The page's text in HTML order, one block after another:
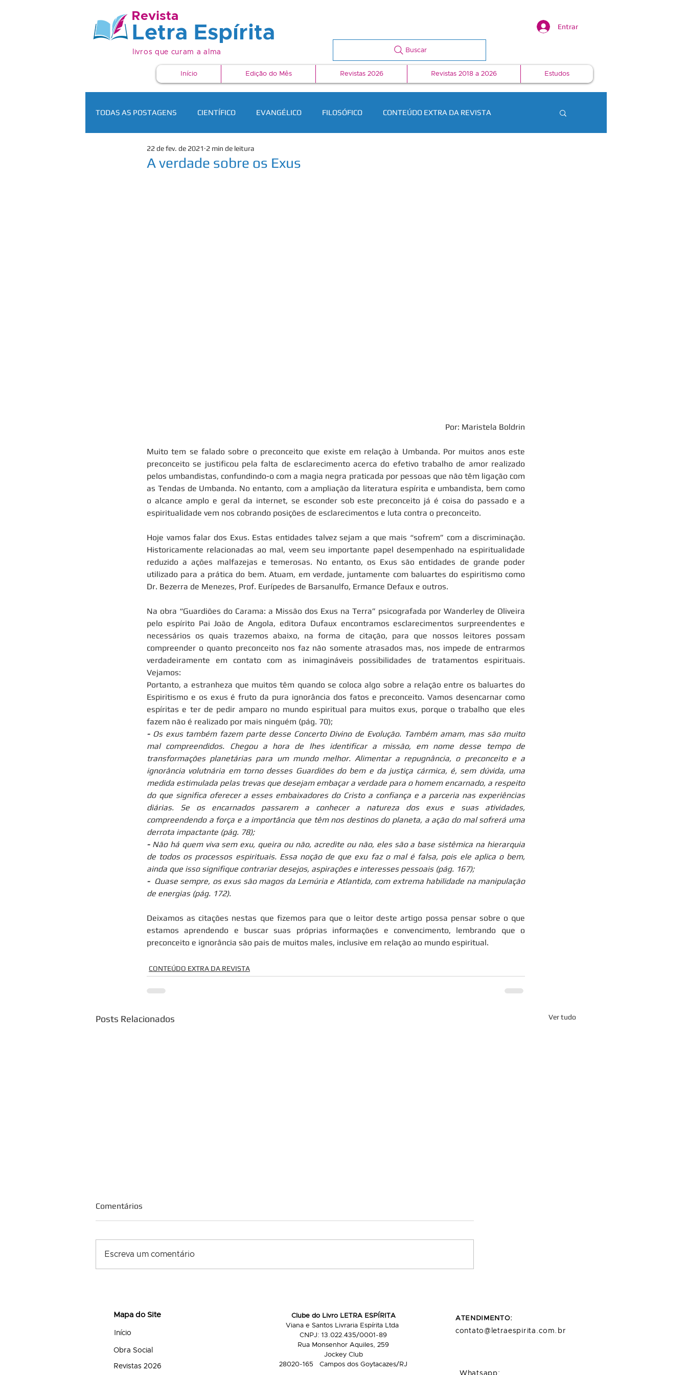
Revista
Letra Espírita
livros que curam a alma
Entrar
Buscar
Início Edição do Mês Revistas 2026 Revistas 2018 a 2026 Estudos
TODAS AS POSTAGENS CIENTÍFICO EVANGÉLICO FILOSÓFICO CONTEÚDO EXTRA DA REVISTA
A verdade sobre os Exus
22 de fev. de 2021 2 min de leitura
Por: Maristela Boldrin
Muito tem se falado sobre o preconceito que existe em relação à Umbanda. Por muitos anos este
preconceito se justificou pela falta de esclarecimento acerca do efetivo trabalho de amor realizado
pelos umbandistas, confundindo-o com a magia negra praticada por pessoas que não têm ligação com
as Tendas de Umbanda. No entanto, com a ampliação da literatura espírita e umbandista, bem como
o alcance amplo e geral da internet, se esconder sob este preconceito já é coisa do passado e a
espiritualidade vem nos cobrando posições de esclarecimentos e luta contra o preconceito.
Hoje vamos falar dos Exus. Estas entidades talvez sejam a que mais “sofrem” com a discriminação.
Historicamente relacionadas ao mal, veem seu importante papel desempenhado na espiritualidade
reduzido a ações malfazejas e temerosas. No entanto, os Exus são entidades de grande poder
utilizado para a prática do bem. Atuam, em verdade, juntamente com baluartes do espiritismo como
Dr. Bezerra de Menezes, Prof. Eurípedes de Barsanulfo, Ermance Defaux e outros.
Na obra “Guardiões do Carama: a Missão dos Exus na Terra” psicografada por Wanderley de Oliveira
pelo espírito Pai João de Angola, editora Dufaux encontramos esclarecimentos surpreendentes e
necessários os quais trazemos abaixo, na forma de citação, para que nossos leitores possam
compreender o quanto preconceito nos faz não somente atrasados mas, nos impede de entrarmos
verdadeiramente em contato com as inimagináveis possibilidades de tratamentos espirituais.
Vejamos:
Portanto, a estranheza que muitos têm quando se coloca algo sobre a relação entre os baluartes do
Espiritismo e os exus é fruto da pura ignorância dos fatos e preconceito. Vamos desencarnar como
espíritas e ter de pedir amparo no mundo espiritual para muitos exus, porque o trabalho que eles
fazem não é realizado por mais ninguém (pág. 70);
- Os exus também fazem parte desse Concerto Divino de Evolução. Também amam, mas são muito
mal compreendidos. Chegou a hora de lhes identificar a missão, em nome desse tempo de
transformações planetárias para um mundo melhor. Alimentar a repugnância, o preconceito e a
ignorância volutnária em torno desses Guardiões do bem e da justiça cármica, é, sem dúvida, uma
medida estimulada pelas trevas que desejam embaçar a verdade para o homem encarnado, a respeito
do que significa oferecer a esses embaixadores do Cristo a confiança e a parceria nas experiências
diárias. Se os encarnados passarem a conhecer a natureza dos exus e suas atividades,
compreendendo a força e a importância que têm nos destinos do planeta, a ação do mal sofrerá uma
derrota impactante (pág. 78);
- Não há quem viva sem exu, queira ou não, acredite ou não, eles são a base sistêmica na hierarquia
de todos os processos espirituais. Essa noção de que exu faz o mal é falsa, pois ele aplica o bem,
ainda que isso signifique contrariar desejos, aspirações e interesses pessoais (pág. 167);
- Quase sempre, os exus são magos da Lemúria e Atlantida, com extrema habilidade na manipulação
de energias (pág. 172).
Deixamos as citações nestas que fizemos para que o leitor deste artigo possa pensar sobre o que
estamos aprendendo e buscar suas próprias informações e convencimento, lembrando que o
preconceito e ignorância são pais de muitos males, inclusive em relação ao mundo espiritual.
CONTEÚDO EXTRA DA REVISTA
Posts Relacionados Ver tudo
Comentários
Escreva um comentário
Mapa do Site
Início
Obra Social
Revistas 2026
Clube do Livro LETRA ESPÍRITA
Viana e Santos Livraria Espírita Ltda
CNPJ: 13.022.435/0001-89
Rua Monsenhor Aquiles, 259
Jockey Club
28020-165 Campos dos Goytacazes/RJ
ATENDIMENTO:
contato@letraespirita.com.br